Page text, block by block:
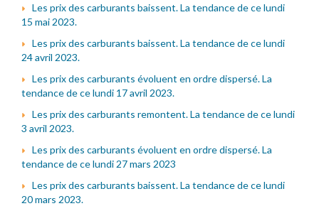
Les prix des carburants baissent. La tendance de ce lundi
15 mai 2023.
Les prix des carburants baissent. La tendance de ce lundi
24 avril 2023.
Les prix des carburants évoluent en ordre dispersé. La
tendance de ce lundi 17 avril 2023.
Les prix des carburants remontent. La tendance de ce lundi
3 avril 2023.
Les prix des carburants évoluent en ordre dispersé. La
tendance de ce lundi 27 mars 2023
Les prix des carburants baissent. La tendance de ce lundi
20 mars 2023.